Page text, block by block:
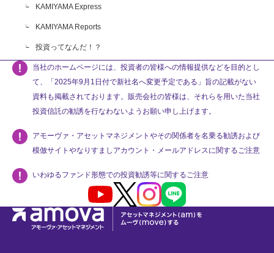
KAMIYAMA Express
KAMIYAMA Reports
投資ってなんだ！？
当社のホームページには、投資者の皆様への情報提供などを目的とし
て、「2025年9月1日付で新社名へ変更予定である」旨の記載がない
資料も掲載されております。販売会社の皆様は、それらを用いた当社
投資信託の勧誘を行なわないようお願い申し上げます。
アモーヴァ・アセットマネジメントやその関係者を名乗る勧誘および
模倣サイトやなりすましアカウント・メールアドレスに関するご注意
いわゆるファンド形態での投資勧誘等に関するご注意
Youtube X InstagramLINE